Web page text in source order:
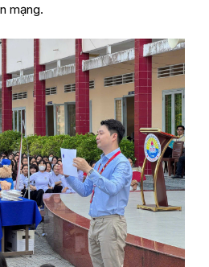
mạng.